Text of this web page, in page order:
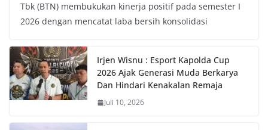
Tbk (BTN) membukukan kinerja positif pada semester I
2026 dengan mencatat laba bersih konsolidasi
Irjen Wisnu : Esport Kapolda Cup
2026 Ajak Generasi Muda Berkarya
Dan Hindari Kenakalan Remaja
Juli 10, 2026